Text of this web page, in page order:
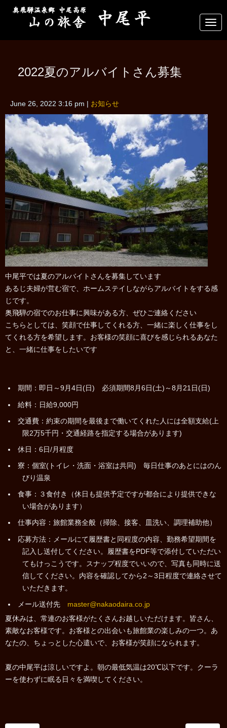
N
a
v
2022夏のアルバイトさん募集
June 26, 2022 3:16 pm お知らせ
中尾平では夏のアルバイトさんを募集しています
あるじ夫婦が営む宿で、ホームステイしながらアルバイトをする感
じです。
奥飛騨の宿でのお仕事に興味がある方、ぜひご連絡ください
こちらとしては、笑顔で仕事してくれる方、一緒に楽しく仕事をし
てくれる方を希望します。お客様の笑顔に喜びを感じられるあなた
と、一緒に仕事をしたいです
期間：即日～9月4日(日) 必須期間8月6日(土)～8月21日(日)
給料：日給9,000円
交通費：約束の期間を最後まで働いてくれた人には全額支給(上
限2万5千円・交通経路を指定する場合があります)
休日：6日/月程度
寮：個室(トイレ・洗面・浴室は共同) 毎日仕事のあとにはのん
びり温泉
食事：３食付き（休日も提供予定ですが都合により提供できな
い場合があります）
仕事内容：旅館業務全般（掃除、接客、皿洗い、調理補助他）
応募方法：メールにて履歴書と同程度の内容、勤務希望期間を
記入し送付してください。履歴書をPDF等で添付していただい
てもけっこうです。スナップ程度でいいので、写真も同時に送
信してください。内容を確認してから2～3日程度で連絡させて
いただきます。
メール送付先 master@nakaodaira.co.jp
夏休みは、常連のお客様がたくさんお越しいただけます。皆さん、
素敵なお客様です。お客様との出会いも旅館業の楽しみの一つ。あ
なたの、ちょっとした心遣いで、お客様が笑顔になられます。
夏の中尾平は涼しいですよ。朝の最低気温は20℃以下です。クーラ
ーを使わずに眠る日々を満喫してください。